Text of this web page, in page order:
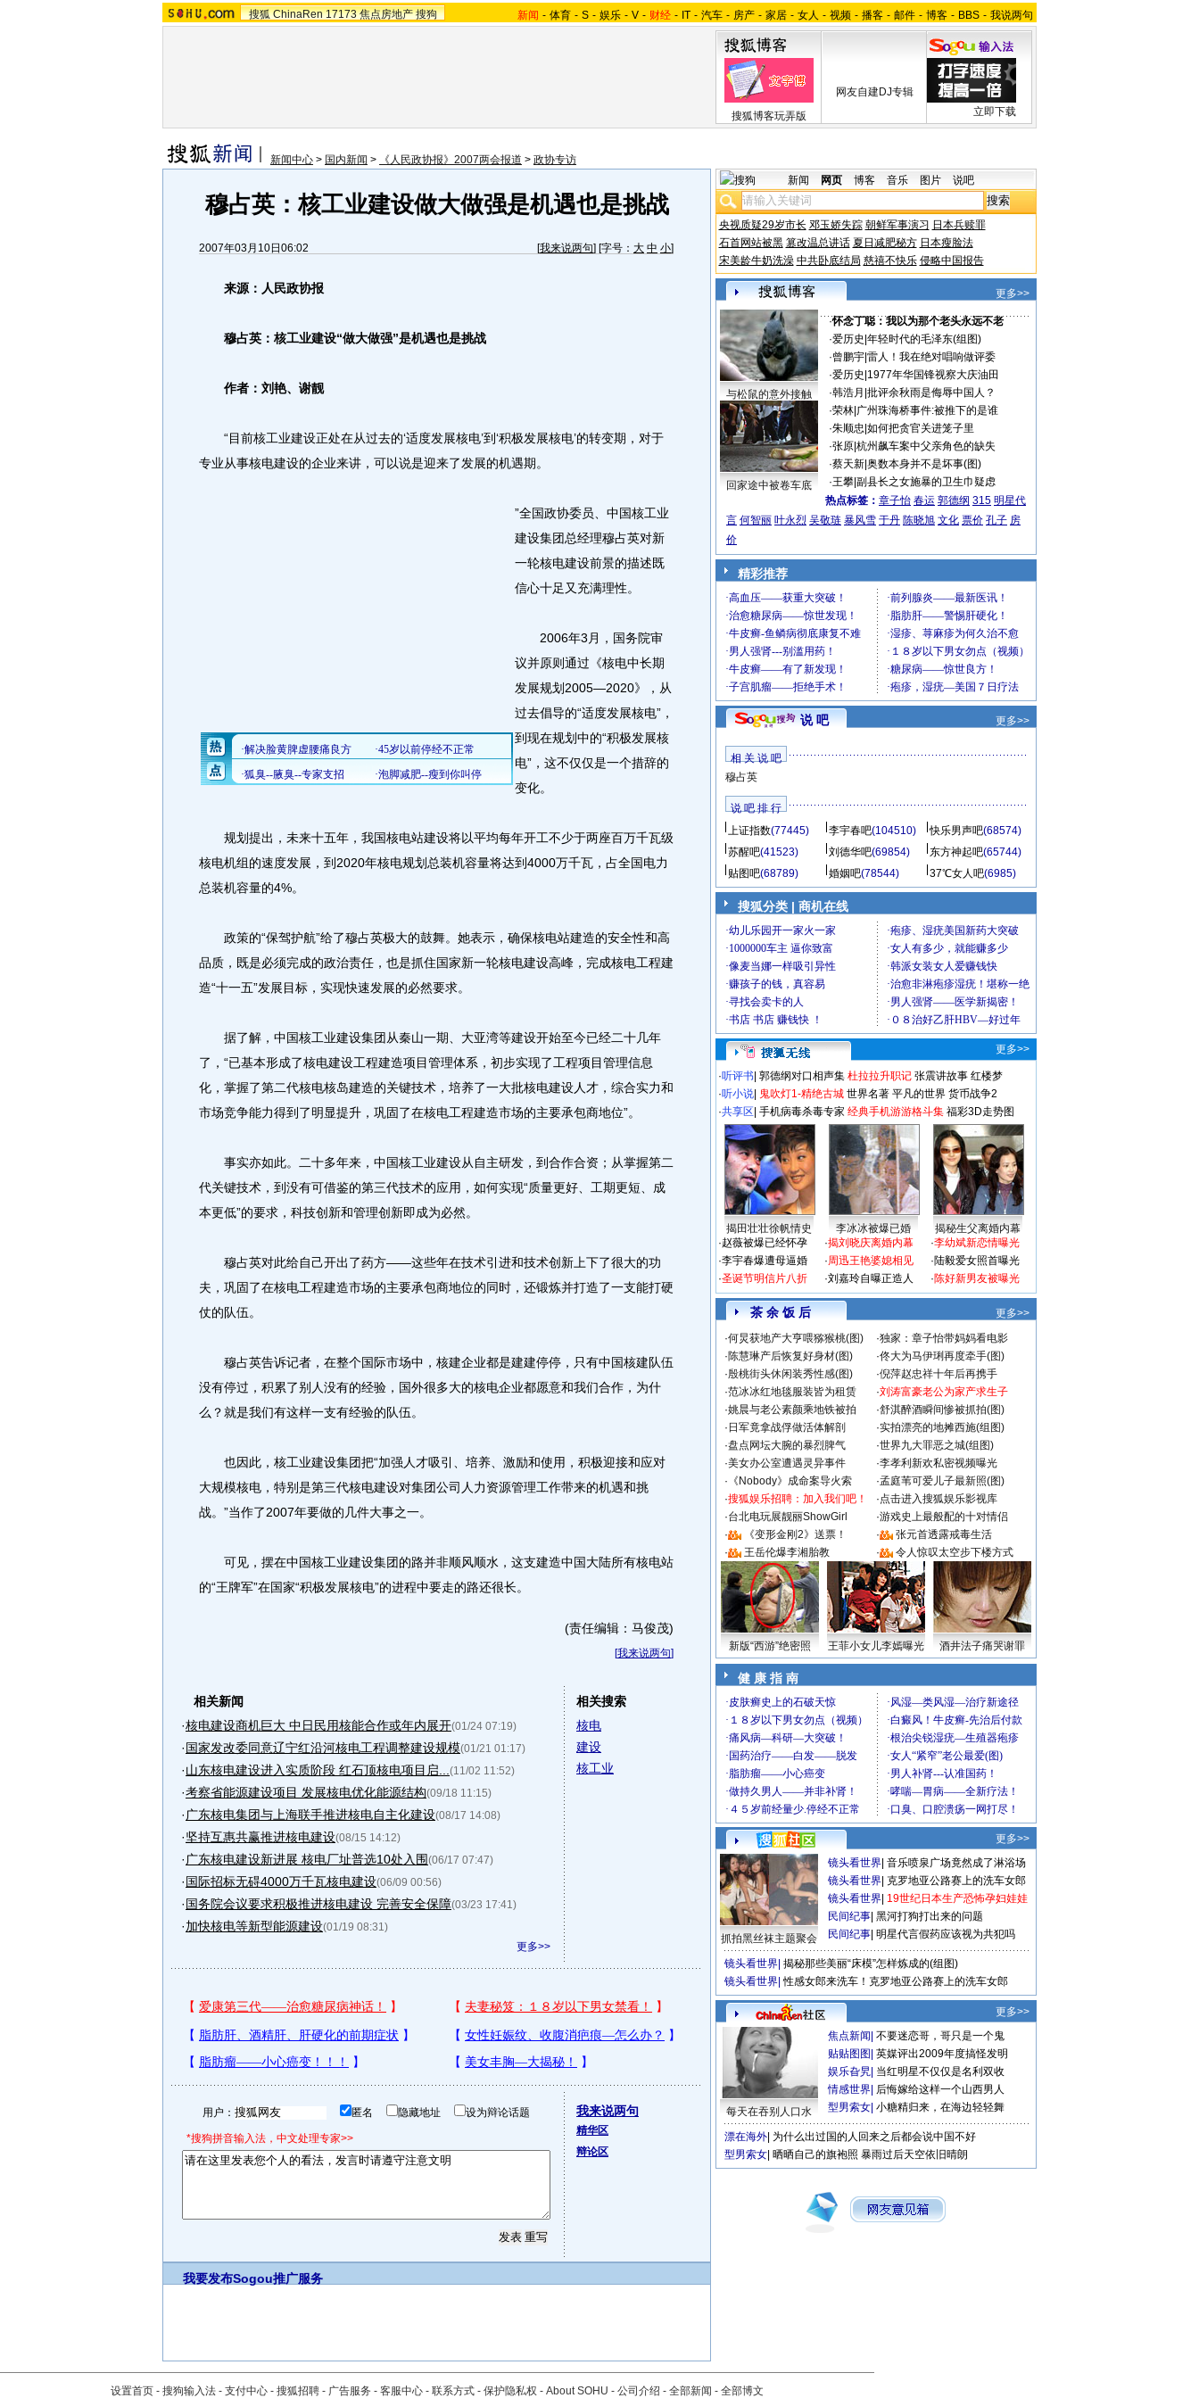
搜狐 ChinaRen 17173 焦点房地产 搜狗 新闻 - 体育 - S - 娱乐 - V - 财经 - IT - 汽车 - 房产 - 家居 - 女人 - 视频 - 播客 - 邮件 - 博客 - BBS - 我说两句
搜狐博客玩弄版
网友自建DJ专辑
立即下载
新闻中心 > 国内新闻 > 《人民政协报》2007两会报道 > 政协专访
穆占英：核工业建设做大做强是机遇也是挑战
2007年03月10日06:02 [我来说两句] [字号： 大 中 小]
来源：人民政协报
穆占英：核工业建设“做大做强”是机遇也是挑战
作者：刘艳、谢靓
“目前核工业建设正处在从过去的‘适度发展核电’到‘积极发展核电’的转变期，对于
专业从事核电建设的企业来讲，可以说是迎来了发展的机遇期。
”全国政协委员、中国核工业
建设集团总经理穆占英对新
一轮核电建设前景的描述既
信心十足又充满理性。
2006年3月，国务院审
议并原则通过《核电中长期
发展规划2005—2020》，从
过去倡导的“适度发展核电”，
到现在规划中的“积极发展核
电”，这不仅仅是一个措辞的
变化。
规划提出，未来十五年，我国核电站建设将以平均每年开工不少于两座百万千瓦级
核电机组的速度发展，到2020年核电规划总装机容量将达到4000万千瓦，占全国电力
总装机容量的4%。
政策的“保驾护航”给了穆占英极大的鼓舞。她表示，确保核电站建造的安全性和高
品质，既是必须完成的政治责任，也是抓住国家新一轮核电建设高峰，完成核电工程建
造“十一五”发展目标，实现快速发展的必然要求。
据了解，中国核工业建设集团从秦山一期、大亚湾等建设开始至今已经二十几年
了，“已基本形成了核电建设工程建造项目管理体系，初步实现了工程项目管理信息
化，掌握了第二代核电核岛建造的关键技术，培养了一大批核电建设人才，综合实力和
市场竞争能力得到了明显提升，巩固了在核电工程建造市场的主要承包商地位”。
事实亦如此。二十多年来，中国核工业建设从自主研发，到合作合资；从掌握第二
代关键技术，到没有可借鉴的第三代技术的应用，如何实现“质量更好、工期更短、成
本更低”的要求，科技创新和管理创新即成为必然。
穆占英对此给自己开出了药方——这些年在技术引进和技术创新上下了很大的功
夫，巩固了在核电工程建造市场的主要承包商地位的同时，还锻炼并打造了一支能打硬
仗的队伍。
穆占英告诉记者，在整个国际市场中，核建企业都是建建停停，只有中国核建队伍
没有停过，积累了别人没有的经验，国外很多大的核电企业都愿意和我们合作，为什
么？就是我们有这样一支有经验的队伍。
也因此，核工业建设集团把“加强人才吸引、培养、激励和使用，积极迎接和应对
大规模核电，特别是第三代核电建设对集团公司人力资源管理工作带来的机遇和挑
战。”当作了2007年要做的几件大事之一。
可见，摆在中国核工业建设集团的路并非顺风顺水，这支建造中国大陆所有核电站
的“王牌军”在国家“积极发展核电”的进程中要走的路还很长。
(责任编辑：马俊茂)
[我来说两句]
相关新闻
·核电建设商机巨大 中日民用核能合作或年内展开(01/24 07:19)
·国家发改委同意辽宁红沿河核电工程调整建设规模(01/21 01:17)
·山东核电建设进入实质阶段 红石顶核电项目启... (11/02 11:52)
·考察省能源建设项目 发展核电优化能源结构(09/18 11:15)
· 广东核电集团与上海联手推进核电自主化建设(08/17 14:08)
·坚持互惠共赢推进核电建设(08/15 14:12)
· 广东核电建设新进展 核电厂址普选10处入围(06/17 07:47)
·国际招标无碍4000万千瓦核电建设(06/09 00:56)
·国务院会议要求积极推进核电建设 完善安全保障(03/23 17:41)
·加快核电等新型能源建设(01/19 08:31)
更多>>
相关搜索
核电
建设
核工业
用户： 匿名 隐藏地址 设为辩论话题
*搜狗拼音输入法，中文处理专家>>
我来说两句
精华区
辩论区
我要发布Sogou推广服务
新闻 网页 博客 音乐 图片 说吧
央视质疑29岁市长 邓玉娇失踪 朝鲜军事演习 日本兵赎罪
石首网站被黑 篡改温总讲话 夏日减肥秘方 日本瘦脸法
宋美龄牛奶洗澡 中共卧底结局 慈禧不快乐 侵略中国报告
更多>>
与松鼠的意外接触
回家途中被卷车底
·怀念丁聪：我以为那个老头永远不老
·爱历史 年轻时代的毛泽东(组图)
·曾鹏宇| 雷人！我在绝对唱响做评委
·爱历史 1977年华国锋视察大庆油田
·韩浩月 批评余秋雨是侮辱中国人？
·荣林| 广州珠海桥事件:被推下的是谁
·朱顺忠 如何把贪官关进笼子里
·张原| 杭州飙车案中父亲角色的缺失
·蔡天新| 奥数本身并不是坏事(图)
·王攀| 副县长之女施暴的卫生巾疑虑
热点标签： 章子怡 春运 郭德纲 315 明星代
言 何智丽 叶永烈 吴敬琏 暴风雪 于丹 陈晓旭 文化 票价 孔子 房
价
精彩推荐
说 吧 更多>>
相 关 说 吧
穆占英
说 吧 排 行
上证指数(77445) 李宇春吧(104510) 快乐男声吧(68574)
苏醒吧(41523) 刘德华吧(69854) 东方神起吧(65744)
贴图吧(68789) 婚姻吧(78544) 37℃女人吧(6985)
搜狐分类 | 商机在线
更多>>
·听评书 郭德纲对口相声集 杜拉拉升职记 张震讲故事 红楼梦
·听小说 鬼吹灯1-精绝古城 世界名著 平凡的世界 货币战争2
·共享区 手机病毒杀毒专家 经典手机游游格斗集 福彩3D走势图
揭田壮壮徐帆情史 李冰冰被爆已婚
揭秘生父离婚内幕
·赵薇被爆已经怀孕
·李宇春爆遭母逼婚
·圣诞节明信片八折
·揭刘晓庆离婚内幕
·周迅王艳婆媳相见
·刘嘉玲自曝正造人
·李幼斌新恋情曝光
·陆毅爱女照首曝光
·陈好新男友被曝光
茶 余 饭 后
更多>>
·何炅获地产大亨喂猕猴桃(图) ·独家：章子怡带妈妈看电影
·陈慧琳产后恢复好身材(图) ·佟大为马伊琍再度牵手(图)
·殷桃街头休闲装秀性感(图) ·倪萍赵忠祥十年后再携手
·范冰冰红地毯服装皆为租赁 ·刘涛富豪老公为家产求生子
·姚晨与老公素颜乘地铁被拍 ·舒淇醉酒瞬间惨被抓拍(图)
· 日军竟拿战俘做活体解剖 ·实拍漂亮的地摊西施(组图)
·盘点网坛大腕的暴烈脾气 ·世界九大罪恶之城(组图)
·美女办公室遭遇灵异事件 ·李孝利新欢私密视频曝光
· 《Nobody》成命案导火索 ·孟庭苇可爱儿子最新照(图)
·搜狐娱乐招聘：加入我们吧！ ·点击进入搜狐娱乐影视库
·台北电玩展靓丽ShowGirl ·游戏史上最般配的十对情侣
·
《变形金刚2》送票！ ·
张元首透露戒毒生活
·
王岳伦爆李湘胎教 · 令人惊叹太空步下楼方式
新版“西游”绝密照 王菲小女儿李嫣曝光 酒井法子痛哭谢罪
健 康 指 南
更多>>
抓拍黑丝袜主题聚会
镜头看世界 音乐喷泉广场竟然成了淋浴场
镜头看世界 克罗地亚公路赛上的洗车女郎
镜头看世界 19世纪日本生产恐怖孕妇娃娃
民间纪事 黑河打狗打出来的问题
民间纪事 明星代言假药应该视为共犯吗
镜头看世界 揭秘那些美丽“床模”怎样炼成的(组图)
镜头看世界 性感女郎来洗车！克罗地亚公路赛上的洗车女郎
更多>>
每天在吞别人口水
焦点新闻 不要迷恋哥，哥只是一个鬼
贴贴图图 英媒评出2009年度搞怪发明
娱乐旮旯 当红明星不仅仅是名利双收
情感世界 后悔嫁给这样一个山西男人
型男索女 小糖精归来，在海边轻轻舞
漂在海外 为什么出过国的人回来之后都会说中国不好
型男索女 晒晒自己的旗袍照 暴雨过后天空依旧晴朗
设置首页 - 搜狗输入法 - 支付中心 - 搜狐招聘 - 广告服务 - 客服中心 - 联系方式 - 保护隐私权 - About SOHU - 公司介绍 - 全部新闻 - 全部博文